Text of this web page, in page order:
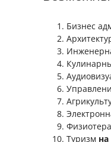
Бизнес
Туризм